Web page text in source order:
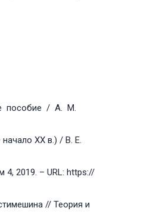
пособие / А. М.
начало ХХ в.) / В. Е.
4, 2019. – URL: https://
// Теория и